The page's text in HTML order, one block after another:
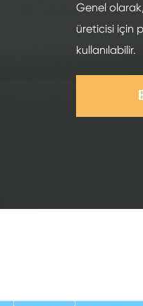
Genel
üreticisi için
kullanılabilir.